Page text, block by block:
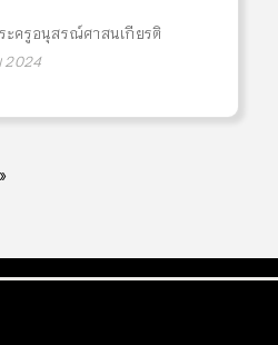
ะครูอนุสรณ์ศาสนเกียรติ
2024
»